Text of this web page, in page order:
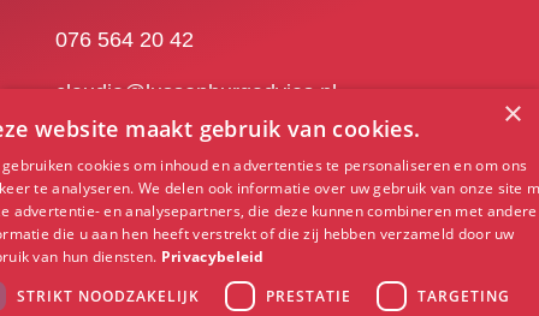
076 564 20 42
claudia@lussenburgadvies.nl
Contact opnemen
Burgemeester
×
website maakt gebruik van cookies.
gebruiken cookies om inhoud en advertenties te personaliseren en om ons
te analyseren. We delen ook informatie over uw gebruik van onze site
advertentie- en analysepartners, die deze kunnen combineren met andere
die u aan hen heeft verstrekt of die zij hebben verzameld door uw
van hun diensten. Privacybeleid
STRIKT NOODZAKELIJK
PRESTATIE TARGETING